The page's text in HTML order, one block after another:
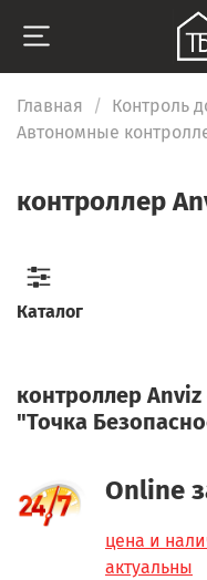
Главная
Контроль
Автономные
контроллер
контроллер
"Точка
Online
цена и
актуальны
Каталог